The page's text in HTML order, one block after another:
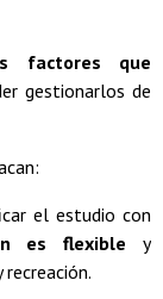
factores que
gestionarlos de
el estudio con
es flexibley